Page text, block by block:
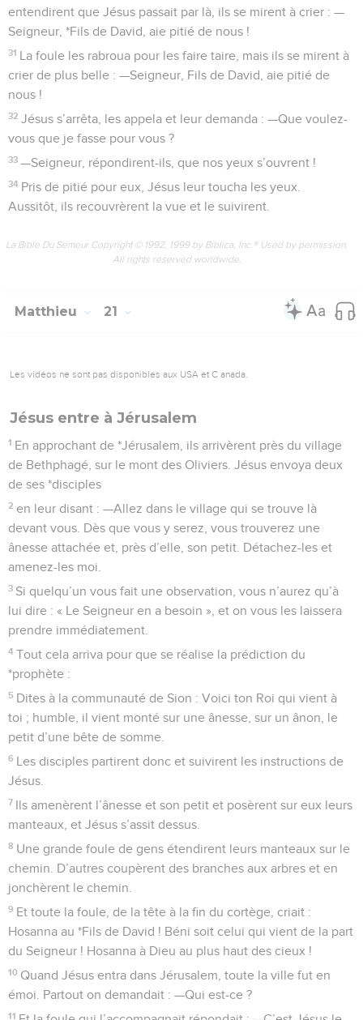
entendirent que Jésus passait par là, ils se mirent à crier : —
Seigneur, *Fils de David, aie pitié de nous !
31 La foule les rabroua pour les faire taire, mais ils se mirent à
crier de plus belle : —Seigneur, Fils de David, aie pitié de
nous !
32 Jésus s’arrêta, les appela et leur demanda : —Que voulez-
vous que je fasse pour vous ?
33 —Seigneur, répondirent-ils, que nos yeux s’ouvrent !
34 Pris de pitié pour eux, Jésus leur toucha les yeux.
Aussitôt, ils recouvrèrent la vue et le suivirent.
La Bible Du Semeur Copyright © 1992, 1999 by Biblica, Inc.® Used by permission.
All rights reserved worldwide.
Matthieu 21
Les vidéos ne sont pas disponibles aux USA et C anada.
Jésus entre à Jérusalem
1 En approchant de *Jérusalem, ils arrivèrent près du village
de Bethphagé, sur le mont des Oliviers. Jésus envoya deux
de ses *disciples
2 en leur disant : —Allez dans le village qui se trouve là
devant vous. Dès que vous y serez, vous trouverez une
ânesse attachée et, près d’elle, son petit. Détachez-les et
amenez-les moi.
3 Si quelqu’un vous fait une observation, vous n’aurez qu’à
lui dire : « Le Seigneur en a besoin », et on vous les laissera
prendre immédiatement.
4 Tout cela arriva pour que se réalise la prédiction du
*prophète :
5 Dites à la communauté de Sion : Voici ton Roi qui vient à
toi ; humble, il vient monté sur une ânesse, sur un ânon, le
petit d’une bête de somme.
6 Les disciples partirent donc et suivirent les instructions de
Jésus.
7 Ils amenèrent l’ânesse et son petit et posèrent sur eux leurs
manteaux, et Jésus s’assit dessus.
8 Une grande foule de gens étendirent leurs manteaux sur le
chemin. D’autres coupèrent des branches aux arbres et en
jonchèrent le chemin.
9 Et toute la foule, de la tête à la fin du cortège, criait :
Hosanna au *Fils de David ! Béni soit celui qui vient de la part
du Seigneur ! Hosanna à Dieu au plus haut des cieux !
10 Quand Jésus entra dans Jérusalem, toute la ville fut en
émoi. Partout on demandait : —Qui est-ce ?
11